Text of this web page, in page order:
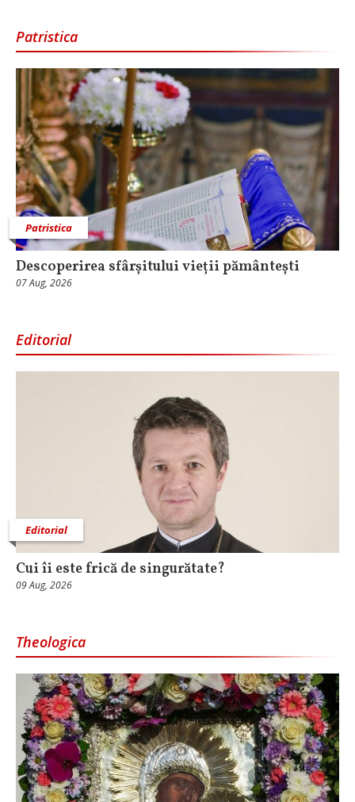
Patristica
Patristica
Descoperirea sfârșitului vieții pământești
07 Aug, 2026
Editorial
Editorial
Cui îi este frică de singurătate?
09 Aug, 2026
Theologica